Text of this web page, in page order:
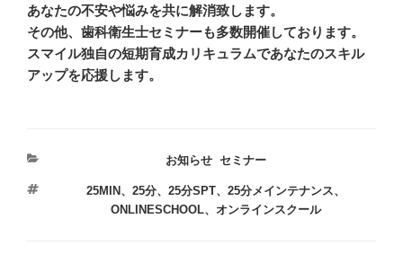
あなたの不安や悩みを共に解消致します。
その他、歯科衛生士セミナーも多数開催しております。
スマイル独自の短期育成カリキュラムであなたのスキル
アップを応援します。
カ
ゴ
リ
お知らせ ,セミナー
タ
25MIN、25分、25分SPT、25分メインテナンス、
ONLINESCHOOL、オンラインスクール